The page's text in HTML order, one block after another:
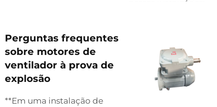
Perguntas frequentes
sobre motores de
ventilador à prova de
explosão
**Em uma instalação de